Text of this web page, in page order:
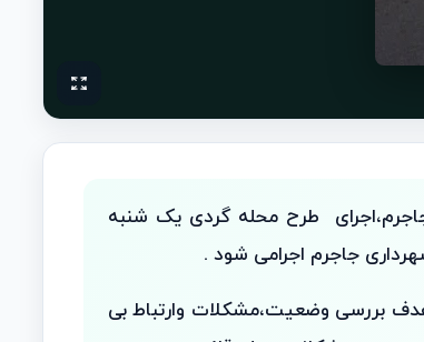
طرح محله گردی یک شنبه
جاجرم اجرامی شود .
بررسی وضعیت،مشکلات وارتباط بی